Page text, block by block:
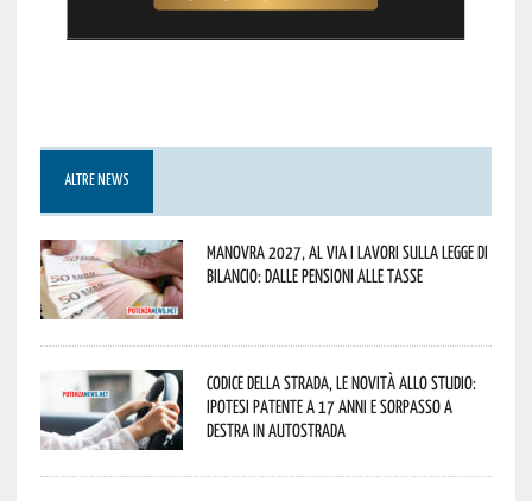
ALTRE NEWS
Manovra 2027, al via i lavori sulla Legge di
Bilancio: dalle pensioni alle tasse
Codice della strada, le novità allo studio:
ipotesi patente a 17 anni e sorpasso a
destra in autostrada